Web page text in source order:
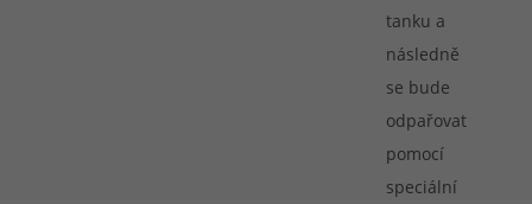
tanku a
následně
se bude
odpařovat
pomocí
speciální